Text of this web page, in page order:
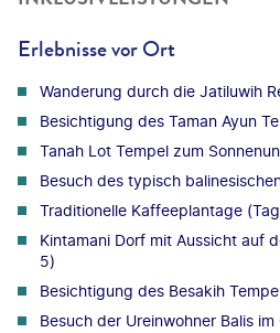
Erlebnisse vor Ort
Wanderung durch die Jatiluwih
Besichtigung des Taman Ayun
Tanah Lot Tempel zum
Besuch des typisch
Traditionelle Kaffeeplantage
Kintamani Dorf mit Aussicht auf
5)
Besichtigung des Besakih
Besuch der Ureinwohner Balis